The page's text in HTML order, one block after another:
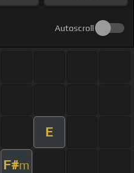
Autoscroll
E
F#m